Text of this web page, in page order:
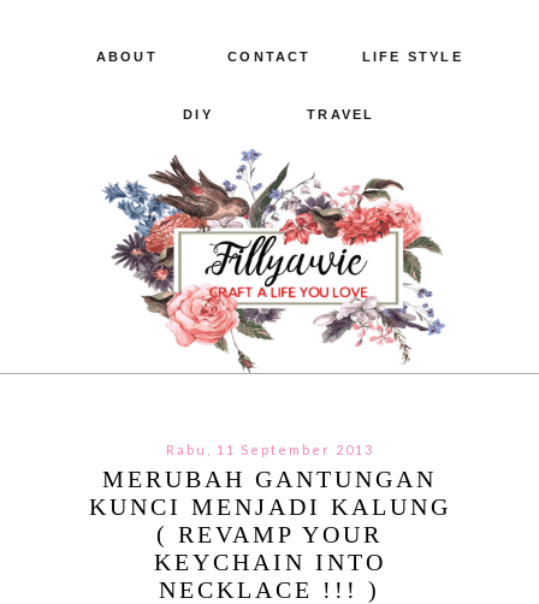
ABOUT CONTACT LIFE STYLE
DIY TRAVEL
Rabu, 11 September 2013
MERUBAH GANTUNGAN
KUNCI MENJADI KALUNG
( REVAMP YOUR
KEYCHAIN INTO
NECKLACE !!! )